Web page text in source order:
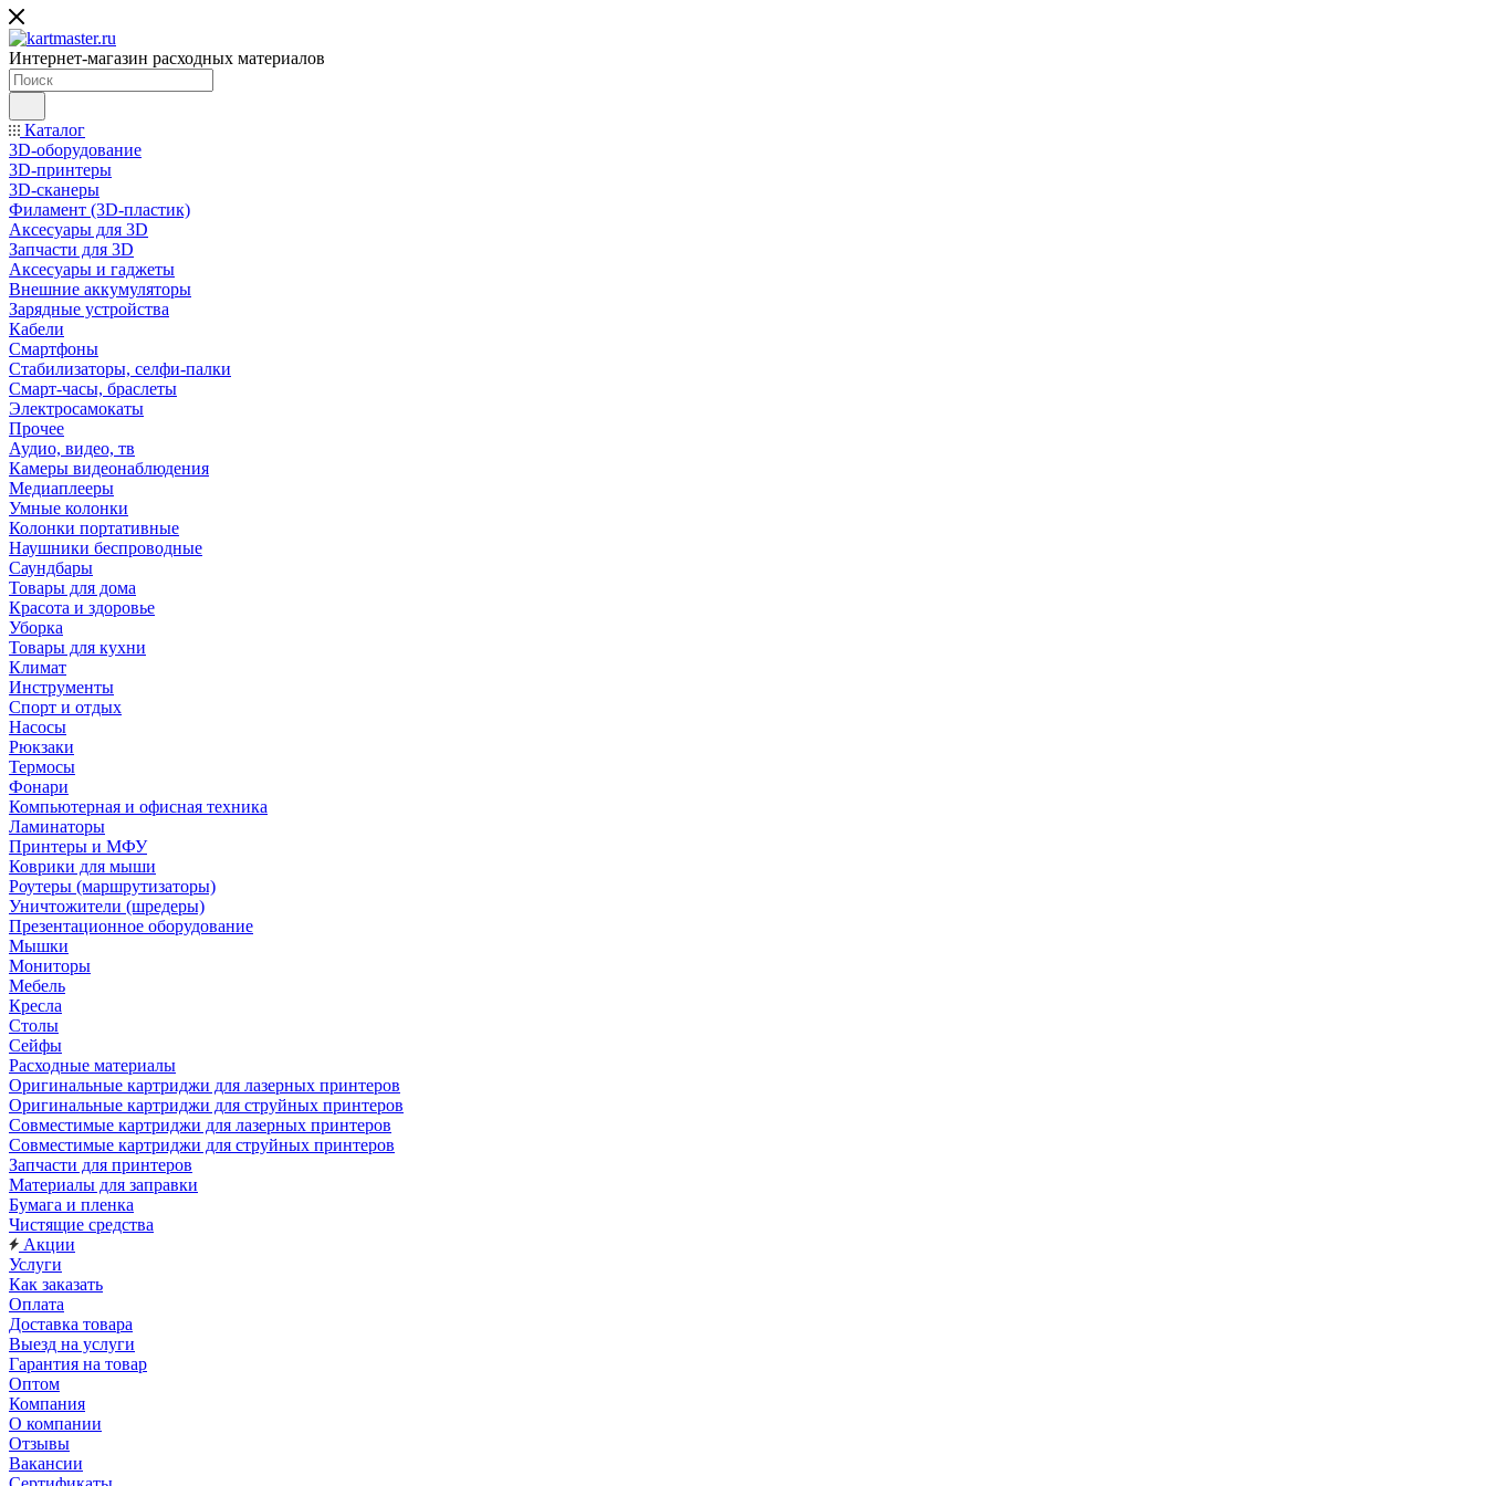
Интернет-магазин расходных материалов
Каталог
3D-оборудование
3D-принтеры
3D-сканеры
Филамент (3D-пластик)
Аксесуары для 3D
Запчасти для 3D
Аксесуары и гаджеты
Внешние аккумуляторы
Зарядные устройства
Кабели
Смартфоны
Стабилизаторы, селфи-палки
Смарт-часы, браслеты
Электросамокаты
Прочее
Аудио, видео, тв
Камеры видеонаблюдения
Медиаплееры
Умные колонки
Колонки портативные
Наушники беспроводные
Саундбары
Товары для дома
Красота и здоровье
Уборка
Товары для кухни
Климат
Инструменты
Спорт и отдых
Насосы
Рюкзаки
Термосы
Фонари
Компьютерная и офисная техника
Ламинаторы
Принтеры и МФУ
Коврики для мыши
Роутеры (маршрутизаторы)
Уничтожители (шредеры)
Презентационное оборудование
Мышки
Мониторы
Мебель
Кресла
Столы
Сейфы
Расходные материалы
Оригинальные картриджи для лазерных принтеров
Оригинальные картриджи для струйных принтеров
Совместимые картриджи для лазерных принтеров
Совместимые картриджи для струйных принтеров
Запчасти для принтеров
Материалы для заправки
Бумага и пленка
Чистящие средства
Акции
Услуги
Как заказать
Оплата
Доставка товара
Выезд на услуги
Гарантия на товар
Оптом
Компания
О компании
Отзывы
Вакансии